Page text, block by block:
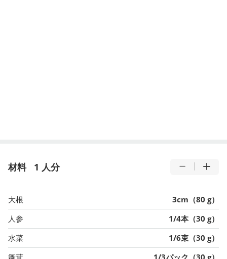
材料 1 人分
大根
3cm（80 g）
人参
1/4本（30 g）
水菜
1/6束（30 g）
舞茸
1/3パック（30 g）